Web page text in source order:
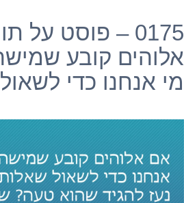
0175 – פוסט
אלוהים קובע
מי אנחנו כדי